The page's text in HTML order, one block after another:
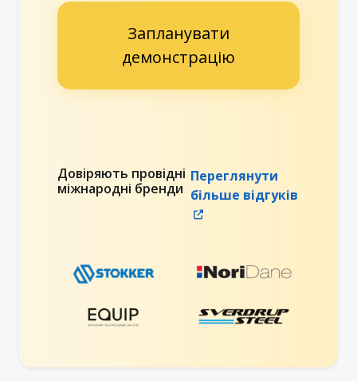
Запланувати
демонстрацію
Довіряють провідні
міжнародні бренди
Переглянути
більше відгуків